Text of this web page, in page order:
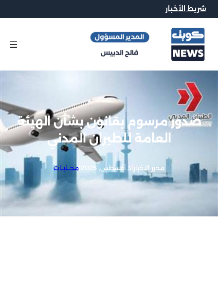
شريط الأخبار
صدور مرسوم بقانون بشأن الهيئة
العامة للطيران المدني
محرر الاخبار 3 أغسطس, 2025 محــليــات